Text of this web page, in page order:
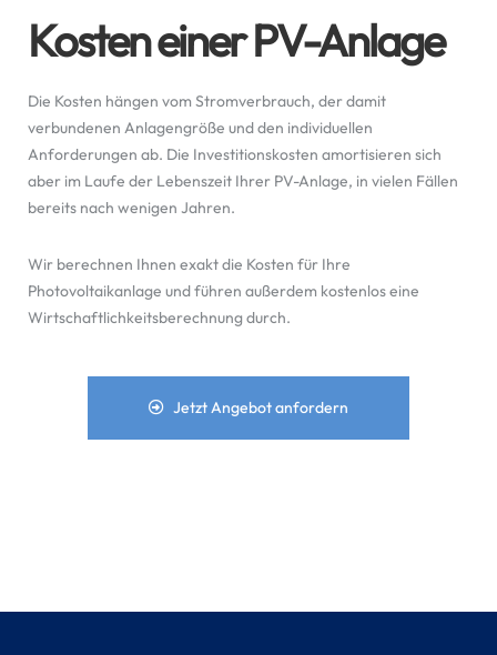
Kosten einer PV-Anlage
Die Kosten hängen vom Stromverbrauch, der damit
verbundenen Anlagengröße und den individuellen
Anforderungen ab. Die Investitionskosten amortisieren sich
aber im Laufe der Lebenszeit Ihrer PV-Anlage, in vielen Fällen
bereits nach wenigen Jahren.
Wir berechnen Ihnen exakt die Kosten für Ihre
Photovoltaikanlage und führen außerdem kostenlos eine
Wirtschaftlichkeitsberechnung durch.
Jetzt Angebot anfordern